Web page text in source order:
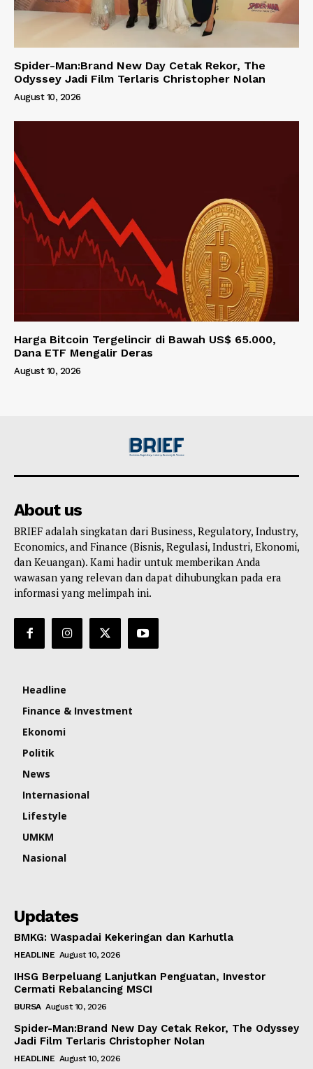
Spider-Man:Brand New Day Cetak Rekor, The
Odyssey Jadi Film Terlaris Christopher Nolan
August 10, 2026
Harga Bitcoin Tergelincir di Bawah US$ 65.000,
Dana ETF Mengalir Deras
August 10, 2026
About us
BRIEF adalah singkatan dari Business, Regulatory, Industry,
Economics, and Finance (Bisnis, Regulasi, Industri, Ekonomi,
dan Keuangan). Kami hadir untuk memberikan Anda
wawasan yang relevan dan dapat dihubungkan pada era
informasi yang melimpah ini.
Headline
Finance & Investment
Ekonomi
Politik
News
Internasional
Lifestyle
UMKM
Nasional
Updates
BMKG: Waspadai Kekeringan dan Karhutla
HEADLINE August 10, 2026
IHSG Berpeluang Lanjutkan Penguatan, Investor
Cermati Rebalancing MSCI
BURSA August 10, 2026
Spider-Man:Brand New Day Cetak Rekor, The Odyssey
Jadi Film Terlaris Christopher Nolan
HEADLINE August 10, 2026